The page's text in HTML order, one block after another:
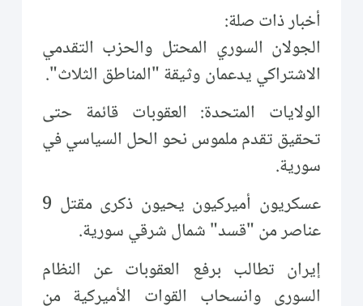
أخبار ذات صلة:
الجولان السوري المحتل والحزب التقدمي
الاشتراكي يدعمان وثيقة "المناطق الثلاث".
الولايات المتحدة: العقوبات قائمة حتى
تحقيق تقدم ملموس نحو الحل السياسي في
سورية.
عسكريون أميركيون يحيون ذكرى مقتل 9
عناصر من "قسد" شمال شرقي سورية.
إيران تطالب برفع العقوبات عن النظام
السوري وانسحاب القوات الأميركية من